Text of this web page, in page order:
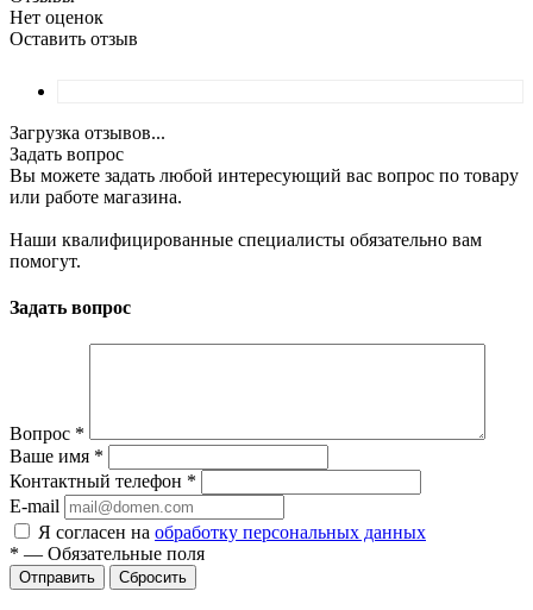
Нет оценок
Оставить отзыв
Загрузка отзывов...
Задать вопрос
Вы можете задать любой интересующий вас вопрос по товару
или работе магазина.
Наши квалифицированные специалисты обязательно вам
помогут.
Задать вопрос
Вопрос *
Ваше имя *
Контактный телефон *
E-mail
Я согласен на обработку персональных данных
* — Обязательные поля
Сбросить